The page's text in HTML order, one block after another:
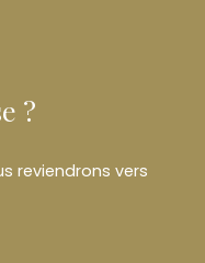
?
reviendrons vers